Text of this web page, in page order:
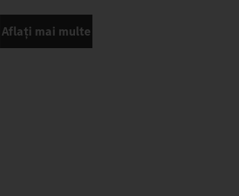
Aflați mai multe